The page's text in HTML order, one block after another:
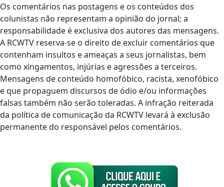
Os comentários nas postagens e os conteúdos dos
colunistas não representam a opinião do jornal; a
responsabilidade é exclusiva dos autores das mensagens.
A RCWTV reserva-se o direito de excluir comentários que
contenham insultos e ameaças a seus jornalistas, bem
como xingamentos, injúrias e agressões a terceiros.
Mensagens de conteúdo homofóbico, racista, xenofóbico
e que propaguem discursos de ódio e/ou informações
falsas também não serão toleradas. A infração reiterada
da política de comunicação da RCWTV levará à exclusão
permanente do responsável pelos comentários.